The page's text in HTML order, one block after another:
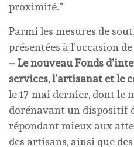
proximité.”
Parmi les mesures de
présentées à l’occasion
– Le nouveau Fonds
services, l’artisanat et le
le 17 mai dernier, dont le
dorénavant un dispositif
répondant mieux aux
des artisans, ainsi que